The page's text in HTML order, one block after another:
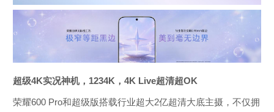
超级4K实况神机，1234K，4K Live超清超OK
荣耀600 Pro和超级版搭载行业超大2亿超清大底主摄，不仅拥